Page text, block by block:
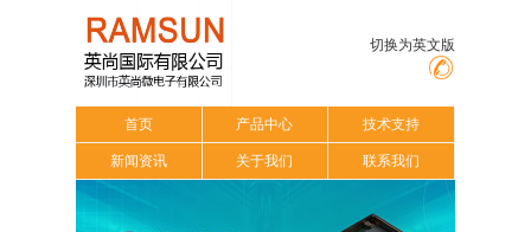
切换为英文版
首页 产品中心 技术支持
新闻资讯 关于我们 联系我们